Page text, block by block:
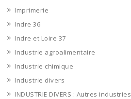
Imprimerie
Indre 36
Indre et Loire 37
Industrie agroalimentaire
Industrie chimique
Industrie divers
INDUSTRIE DIVERS : Autres industries